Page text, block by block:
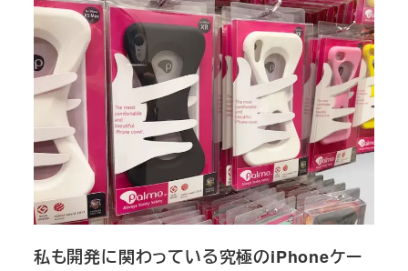
私も開発に関わっている究極のiPhoneケー